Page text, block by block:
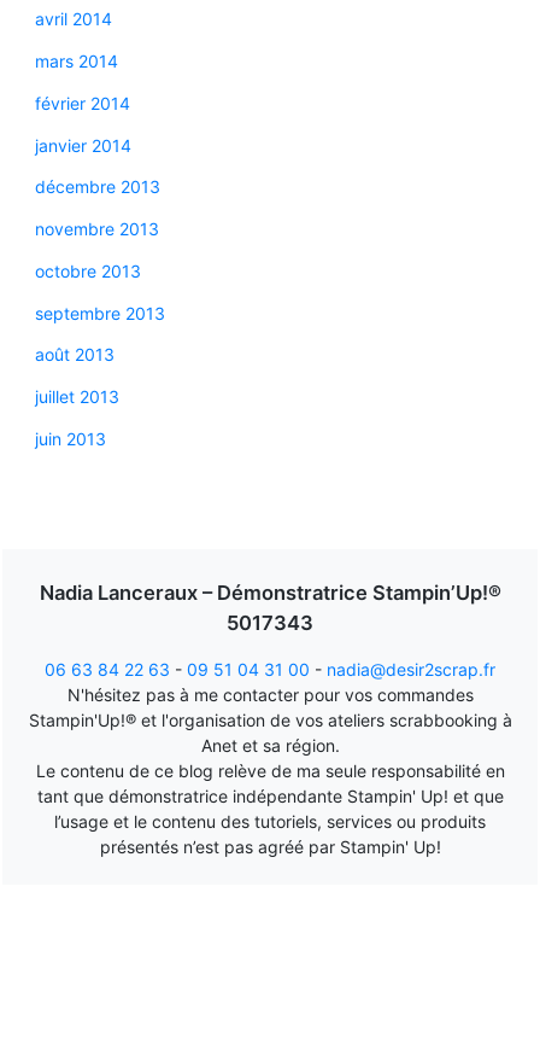
avril 2014
mars 2014
février 2014
janvier 2014
décembre 2013
novembre 2013
octobre 2013
septembre 2013
août 2013
juillet 2013
juin 2013
Nadia Lanceraux – Démonstratrice Stampin’Up!®
5017343
06 63 84 22 63 - 09 51 04 31 00 - nadia@desir2scrap.fr
N'hésitez pas à me contacter pour vos commandes
Stampin'Up!® et l'organisation de vos ateliers scrabbooking à
Anet et sa région.
Le contenu de ce blog relève de ma seule responsabilité en
tant que démonstratrice indépendante Stampin' Up! et que
l’usage et le contenu des tutoriels, services ou produits
présentés n’est pas agréé par Stampin' Up!